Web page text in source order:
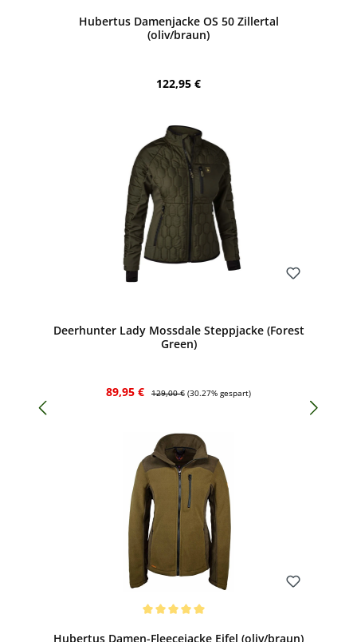
Hubertus Damenjacke OS 50 Zillertal
(oliv/braun)
Regulärer Preis:
122,95 €
Deerhunter Lady Mossdale Steppjacke (Forest
Green)
Verkaufspreis:
89,95 € Regulärer Preis:
129,00 € (30.27% gespart)
Hubertus Damen-Fleecejacke Eifel (oliv/braun)